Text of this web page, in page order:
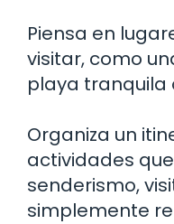
Piensa en
visitar, como
playa tranquila
Organiza un
actividades
senderismo,
simplemente